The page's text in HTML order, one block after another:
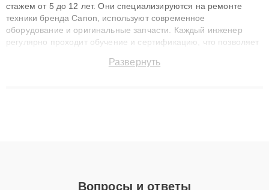
стажем от 5 до 12 лет. Они специализируются на ремонте
техники бренда Canon, используют современное
оборудование и оригинальные запчасти. Каждый инженер
регулярно проходит обучение и сертификацию, что позволяет
технику с сохранением гарантии до 3 лет. Наши мастера
Развернуть
Вопросы и ответы